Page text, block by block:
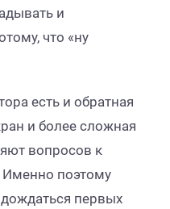
и
что «ну
есть и обратная
и более сложная
вопросов к
Именно поэтому
первых